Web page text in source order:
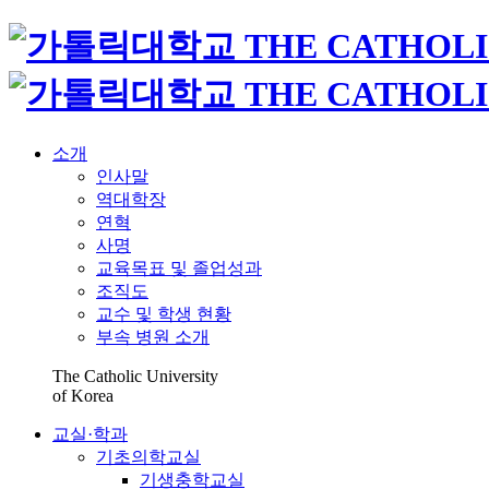
소개
인사말
역대학장
연혁
사명
교육목표 및 졸업성과
조직도
교수 및 학생 현황
부속 병원 소개
The Catholic University
of Korea
교실·학과
기초의학교실
기생충학교실